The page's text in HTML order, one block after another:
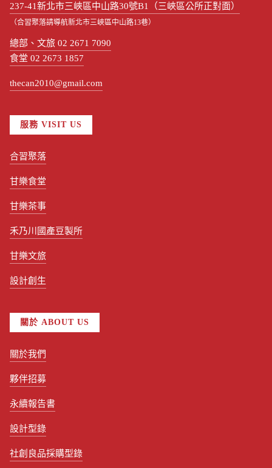
237-41新北市三峽區中山路30號B1（三峽區公所正對面）
（合習聚落請導航新北市三峽區中山路13巷）
總部、文旅 02 2671 7090
食堂 02 2673 1857
thecan2010@gmail.com
服務 VISIT US
合習聚落
甘樂食堂
甘樂茶事
禾乃川國產豆製所
甘樂文旅
設計創生
關於 ABOUT US
關於我們
夥伴招募
永續報告書
設計型錄
社創良品採購型錄